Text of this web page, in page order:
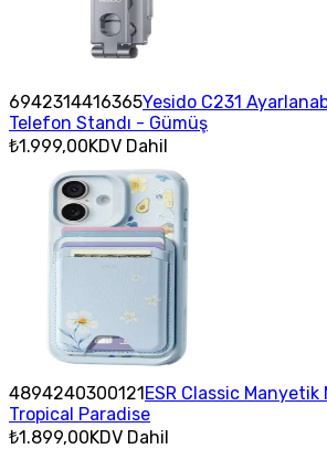
6942314416365Yesido C231
Telefon Standı - Gümüş
₺1.999,00KDV Dahil
4894240300121ESR Classic Manyetik
Tropical Paradise
₺1.899,00KDV Dahil